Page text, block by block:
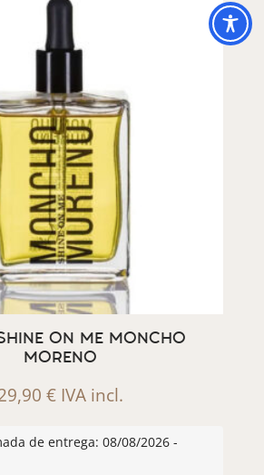
ON ME MONCHO
MORENO
€ IVA incl.
de entrega: 08/08/2026 -